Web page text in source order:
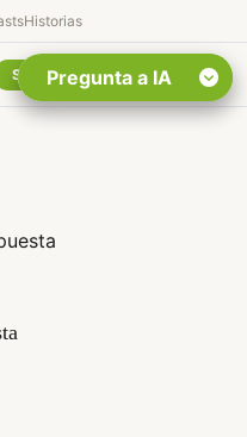
Historias
Suscribirse
Pregunta a IA
Listar destinos turísticos